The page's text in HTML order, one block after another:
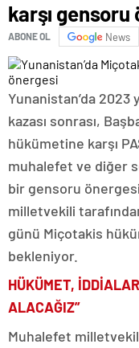
karşı gensoru
ABONE OL News
Yunanistan’da 2023
kazası sonrası,
hükümetine karşı
muhalefet ve diğer
bir gensoru
milletvekili
günü Miçotakis
bekleniyor.
HÜKÜMET,
ALACAĞIZ”
Muhalefet